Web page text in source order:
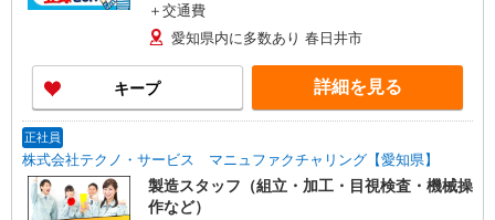
＋交通費
愛知県内に多数あり 春日井市
キープ 詳細を見る
正社員
株式会社テクノ・サービス マニュファクチャリング【愛知県】
製造スタッフ（組立・加工・目視検査・機械操
作など）